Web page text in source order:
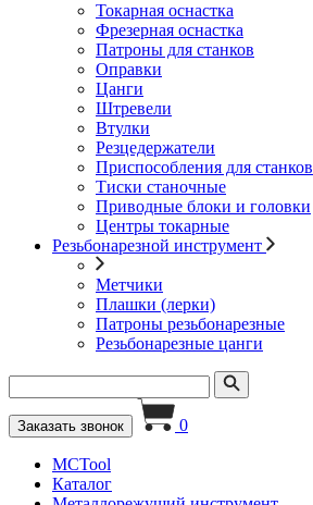
Токарная оснастка
Фрезерная оснастка
Патроны для станков
Оправки
Цанги
Штревели
Втулки
Резцедержатели
Приспособления для станков
Тиски станочные
Приводные блоки и головки
Центры токарные
Резьбонарезной инструмент
Метчики
Плашки (лерки)
Патроны резьбонарезные
Резьбонарезные цанги
Заказать звонок 0
MCTool
Каталог